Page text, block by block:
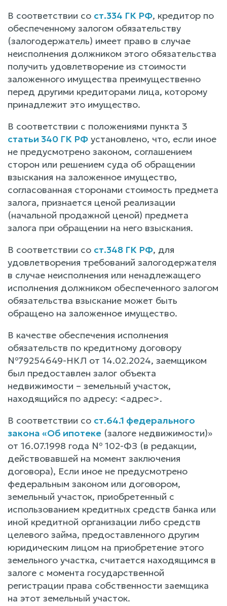
В соответствии со ст.334 ГК РФ, кредитор по
обеспеченному залогом обязательству
(залогодержатель) имеет право в случае
неисполнения должником этого обязательства
получить удовлетворение из стоимости
заложенного имущества преимущественно
перед другими кредиторами лица, которому
принадлежит это имущество.
В соответствии с положениями пункта 3
статьи 340 ГК РФ установлено, что, если иное
не предусмотрено законом, соглашением
сторон или решением суда об обращении
взыскания на заложенное имущество,
согласованная сторонами стоимость предмета
залога, признается ценой реализации
(начальной продажной ценой) предмета
залога при обращении на него взыскания.
В соответствии со ст.348 ГК РФ, для
удовлетворения требований залогодержателя
в случае неисполнения или ненадлежащего
исполнения должником обеспеченного залогом
обязательства взыскание может быть
обращено на заложенное имущество.
В качестве обеспечения исполнения
обязательств по кредитному договору
№79254649-НКЛ от 14.02.2024, заемщиком
был предоставлен залог объекта
недвижимости – земельный участок,
находящийся по адресу: <адрес>.
В соответствии со ст.64.1 федерального
закона «Об ипотеке (залоге недвижимости)»
от 16.07.1998 года № 102-ФЗ (в редакции,
действовавшей на момент заключения
договора), Если иное не предусмотрено
федеральным законом или договором,
земельный участок, приобретенный с
использованием кредитных средств банка или
иной кредитной организации либо средств
целевого займа, предоставленного другим
юридическим лицом на приобретение этого
земельного участка, считается находящимся в
залоге с момента государственной
регистрации права собственности заемщика
на этот земельный участок.